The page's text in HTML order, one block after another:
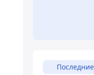
Последние